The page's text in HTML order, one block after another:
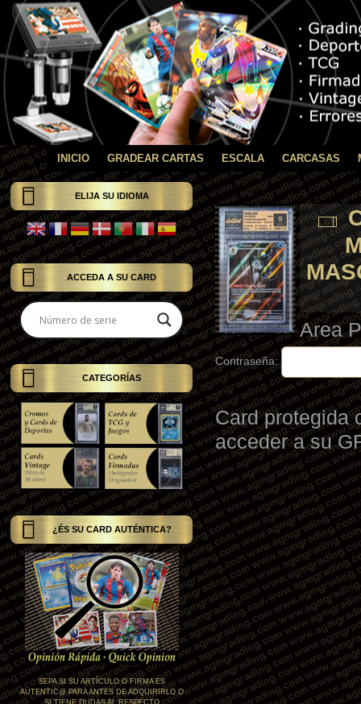
INICIO GRADEAR CARTAS ESCALA CARCASAS
ELIJA SU IDIOMA
ACCEDA A SU CARD
CATEGORÍAS
¿ÉS SU CARD AUTÉNTICA?
SEPA SI SU ARTÍCULO O FIRMA ES
AUTENTIC@ PARA ANTES DE ADQUIRIRLO O
SI TIENE DUDAS AL RESPECTO
Area
Contraseña:
Card protegida
acceder a su